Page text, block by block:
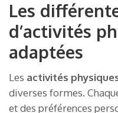
Les
d’activités
adaptées
Les activités
diverses formes.
et des préférences